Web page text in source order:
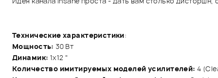
Технические характеристики:
Мощность: 30 Вт
Динамик: 1х12 "
Количество имитируемых моделей усилителей: 4